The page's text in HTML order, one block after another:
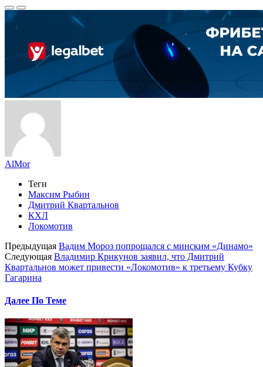
AlMor
Теги
Максим Рыбин
Дмитрий Квартальнов
КХЛ
Локомотив
Предыдущая Вадим Мороз попрощался с минским «Динамо»
Следующая Владимир Крикунов заявил, что Дмитрий
Квартальнов может привести «Локомотив» к третьему Кубку
Гагарина
Далее По Теме